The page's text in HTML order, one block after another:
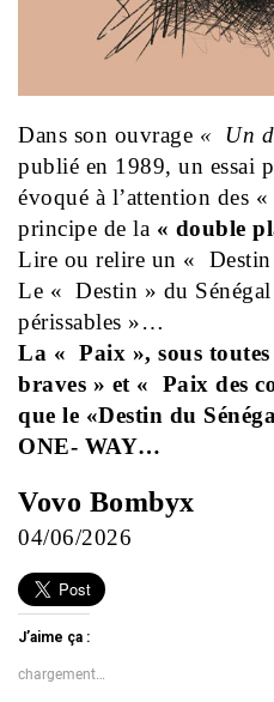
Dans son ouvrage « Un
publié en 1989, un essai
évoqué à l’attention des
principe de la « double
Lire ou relire un «
Le « Destin » du
périssables »…
La « Paix », sous
braves » et « Paix des
que le «Destin du
ONE- WAY…
Vovo Bombyx
04/06/2026
J’aime ça :
chargement…